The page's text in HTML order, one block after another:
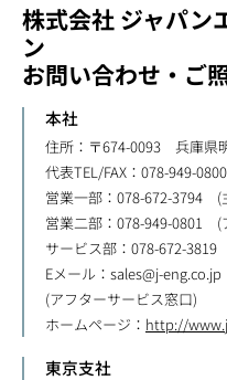
株式会社 ジャパン
ン
お問い合わせ・ご
本社
住所：〒674-0093 兵庫県
代表TEL/FAX：078-949-
営業一部：078-672-3794 (
営業二部：078-949-0801 (
サービス部：078-672-
Eメール： sales@j-eng.co.jp
(アフターサービス窓口)
ホームページ： http://
東京支社